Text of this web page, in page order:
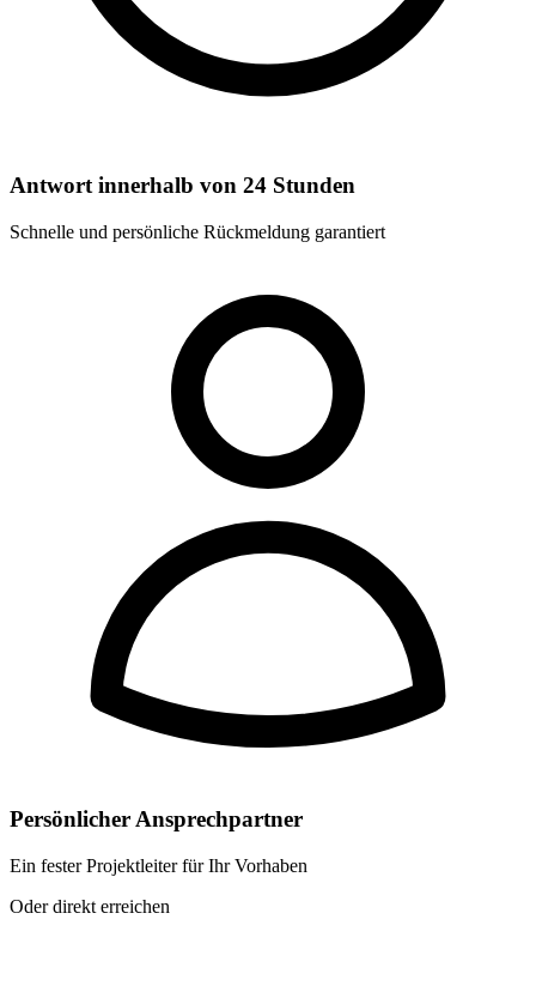
Antwort innerhalb von 24 Stunden
Schnelle und persönliche Rückmeldung garantiert
Persönlicher Ansprechpartner
Ein fester Projektleiter für Ihr Vorhaben
Oder direkt erreichen